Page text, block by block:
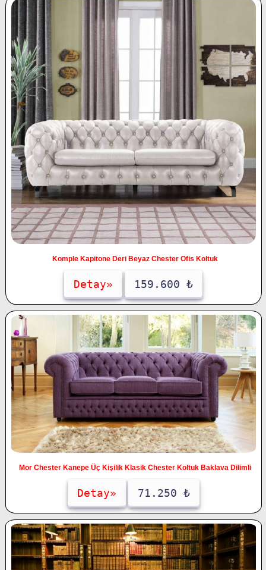
Komple Kapitone Deri Beyaz Chester Ofis Koltuk
Detay» 159.600 ₺
Mor Chester Kanepe Üç Kişilik Klasik Chester Koltuk Baklava Dilimli
Detay» 71.250 ₺